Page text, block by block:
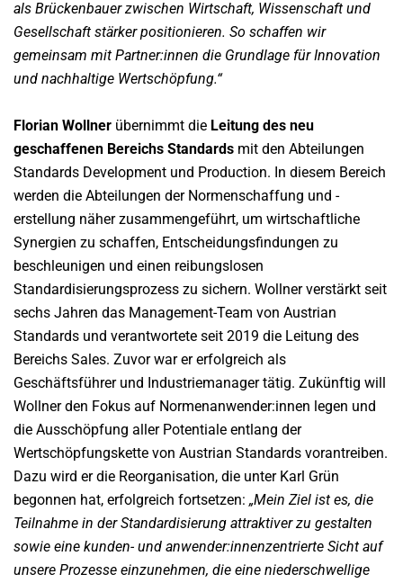
als Brückenbauer zwischen Wirtschaft, Wissenschaft und
Gesellschaft stärker positionieren. So schaffen wir
gemeinsam mit Partner:innen die Grundlage für Innovation
und nachhaltige Wertschöpfung.“
Florian Wollner übernimmt die Leitung des neu
geschaffenen Bereichs Standards mit den Abteilungen
Standards Development und Production. In diesem Bereich
werden die Abteilungen der Normenschaffung und -
erstellung näher zusammengeführt, um wirtschaftliche
Synergien zu schaffen, Entscheidungsfindungen zu
beschleunigen und einen reibungslosen
Standardisierungsprozess zu sichern. Wollner verstärkt seit
sechs Jahren das Management-Team von Austrian
Standards und verantwortete seit 2019 die Leitung des
Bereichs Sales. Zuvor war er erfolgreich als
Geschäftsführer und Industriemanager tätig. Zukünftig will
Wollner den Fokus auf Normenanwender:innen legen und
die Ausschöpfung aller Potentiale entlang der
Wertschöpfungskette von Austrian Standards vorantreiben.
Dazu wird er die Reorganisation, die unter Karl Grün
begonnen hat, erfolgreich fortsetzen: „Mein Ziel ist es, die
Teilnahme in der Standardisierung attraktiver zu gestalten
sowie eine kunden- und anwender:innenzentrierte Sicht auf
unsere Prozesse einzunehmen, die eine niederschwellige